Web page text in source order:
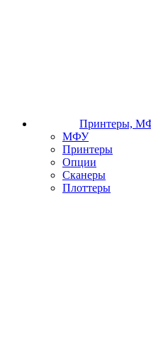
Принтеры,
МФУ
Принтеры
Опции
Сканеры
Плоттеры